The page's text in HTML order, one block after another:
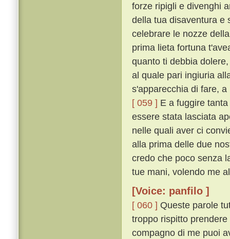
forze ripigli e divenghi
della tua disaventura e
celebrare le nozze
prima lieta fortuna
quanto ti debbia
al quale pari ingiuria
s'apparecchia di fare,
[ 059 ] E a fuggire
essere stata lasciata
nelle quali aver ci
alla prima delle due
credo che poco senza
tue mani, volendo me
[Voice: panfilo ]
[ 060 ] Queste parole
troppo rispitto
compagno di me puoi